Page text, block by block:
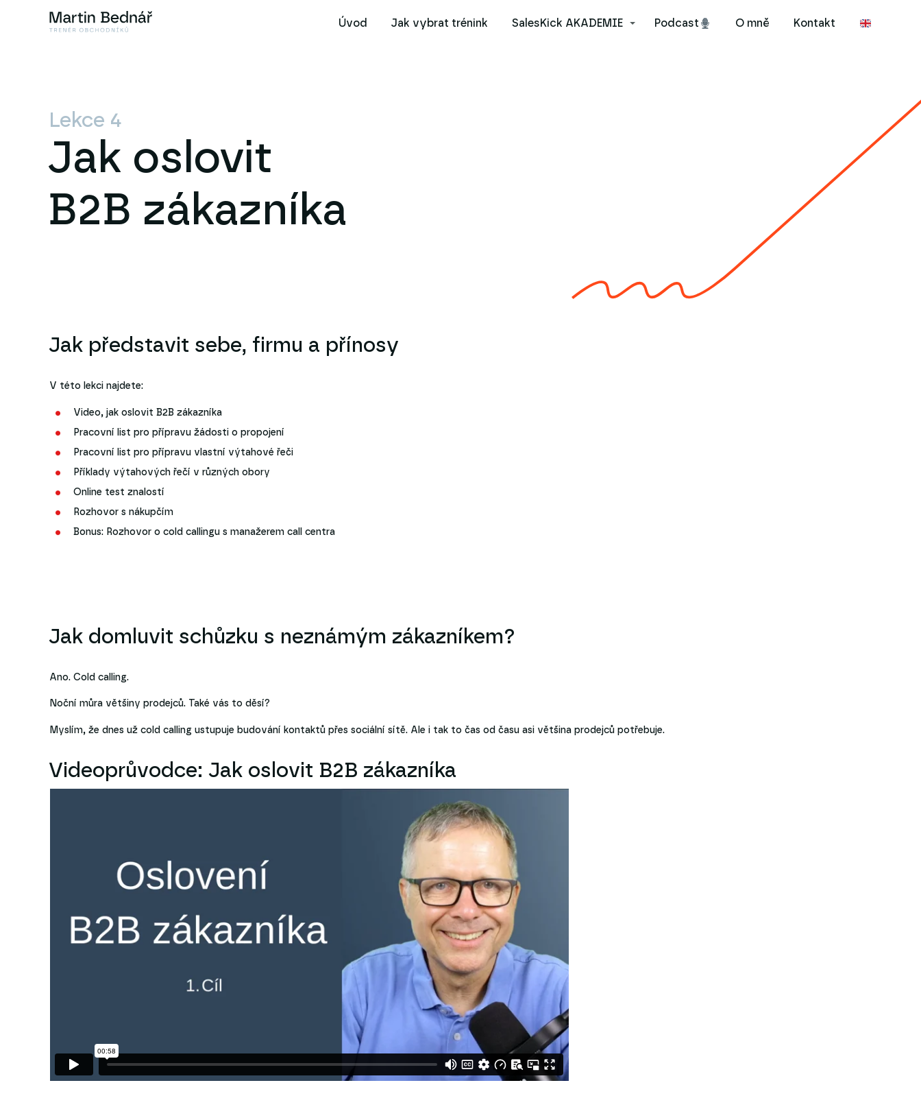
Úvod Jak vybrat trénink SalesKick AKADEMIE Podcast O mně Kontakt
Lekce 4
Jak oslovit
B2B zákazníka
Jak představit sebe, firmu a přínosy
V této lekci najdete:
Video, jak oslovit B2B zákazníka
Pracovní list pro přípravu žádosti o propojení
Pracovní list pro přípravu vlastní výtahové řeči
Příklady výtahových řečí v různých obory
Online test znalostí
Rozhovor s nákupčím
Bonus: Rozhovor o cold callingu s manažerem call centra
Jak domluvit schůzku s neznámým zákazníkem?
Ano. Cold calling.
Noční můra většiny prodejců. Také vás to děsí?
Myslím, že dnes už cold calling ustupuje budování kontaktů přes sociální sítě. Ale i tak to čas od času asi většina prodejců potřebuje.
Videoprůvodce: Jak oslovit B2B zákazníka